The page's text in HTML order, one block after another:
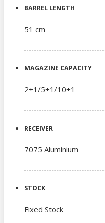
BARREL LENGTH
51 cm
MAGAZINE CAPACITY
2+1/5+1/10+1
RECEIVER
7075 Aluminium
STOCK
Fixed Stock